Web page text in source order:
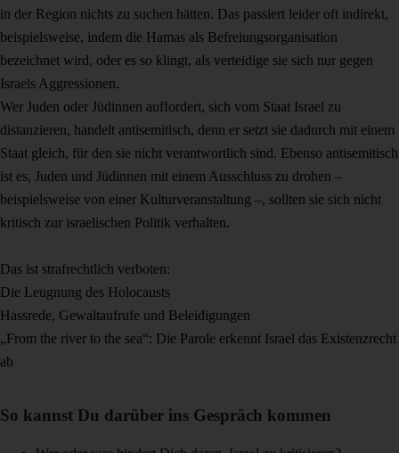
in der Region nichts zu suchen hätten. Das passiert leider oft indirekt,
beispielsweise, indem die Hamas als Befreiungsorganisation
bezeichnet wird, oder es so klingt, als verteidige sie sich nur gegen
Israels Aggressionen.
Wer Juden oder Jüdinnen auffordert, sich vom Staat Israel zu
distanzieren, handelt antisemitisch, denn er setzt sie dadurch mit einem
Staat gleich, für den sie nicht verantwortlich sind. Ebenso antisemitisch
ist es, Juden und Jüdinnen mit einem Ausschluss zu drohen –
beispielsweise von einer Kulturveranstaltung –, sollten sie sich nicht
kritisch zur israelischen Politik verhalten.
Das ist strafrechtlich verboten:
Die Leugnung des Holocausts
Hassrede, Gewaltaufrufe und Beleidigungen
„From the river to the sea“: Die Parole erkennt Israel das Existenzrecht
ab
So kannst Du darüber ins Gespräch kommen